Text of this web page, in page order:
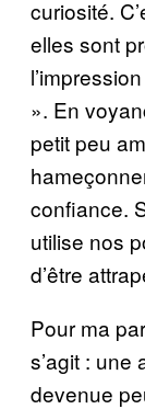
curiosité.
elles sont
». En
petit peu
confiance.
utilise nos
d’être
Pour ma
s’agit : une
devenue